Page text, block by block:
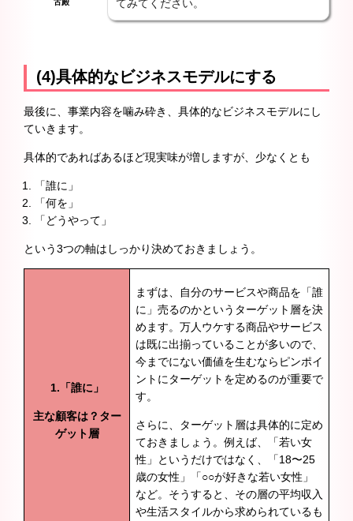
てみてください。
(4)具体的なビジネスモデルにする
最後に、事業内容を噛み砕き、具体的なビジネスモデルにし
ていきます。
具体的であればあるほど現実味が増しますが、少なくとも
「誰に」
「何を」
「どうやって」
という3つの軸はしっかり決めておきましょう。
1.「誰に」
主な顧客は？ター
ゲット層
まずは、自分のサービスや商品を「誰
に」売るのかというターゲット層を決
めます。万人ウケする商品やサービス
は既に出揃っていることが多いので、
今までにない価値を生むならピンポイ
ントにターゲットを定めるのが重要で
す。
さらに、ターゲット層は具体的に定め
ておきましょう。例えば、「若い女
性」というだけではなく、「18〜25
歳の女性」「○○が好きな若い女性」
など。そうすると、その層の平均収入
や生活スタイルから求められているも